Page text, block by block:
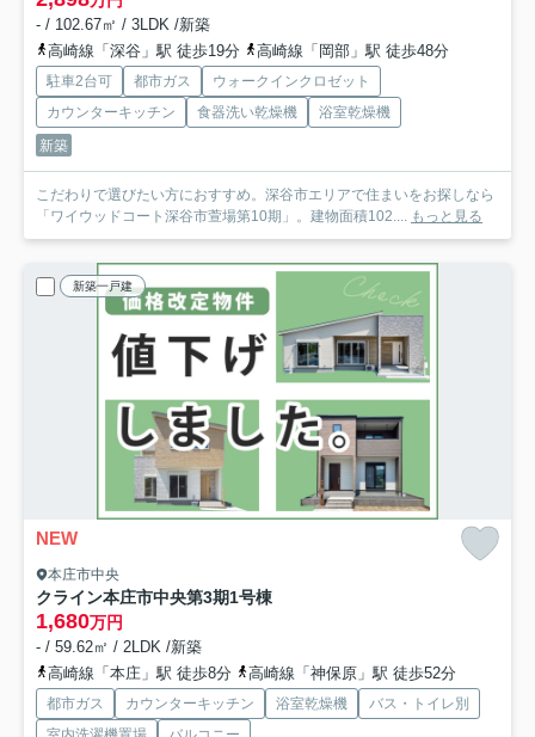
- / 102.67㎡ / 3LDK /新築
高崎線「深谷」駅 徒歩19分
高崎線「岡部」駅 徒歩48分
駐車2台可 都市ガス
ウォークインクロゼット
カウンターキッチン
食器洗い乾燥機
浴室乾燥機
新築
こだわりで選びたい方におすすめ。深谷市エリアで住まいをお探しなら
「ワイウッドコート深谷市萱場第10期」。建物面積102.... もっと見る
新築一戸建
NEW
本庄市中央
クライン本庄市中央第3期1号棟
1,680万円
- / 59.62㎡ / 2LDK /新築
高崎線「本庄」駅 徒歩8分
高崎線「神保原」駅 徒歩52分
都市ガス カウンターキッチン 浴室乾燥機
バス・トイレ別